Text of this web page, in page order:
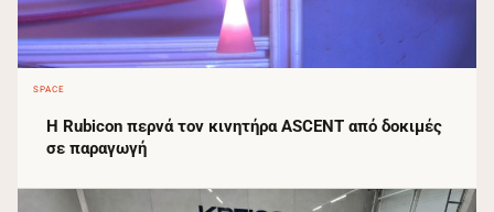
SPACE
Η Rubicon περνά τον κινητήρα ASCENT από δοκιμές
σε παραγωγή